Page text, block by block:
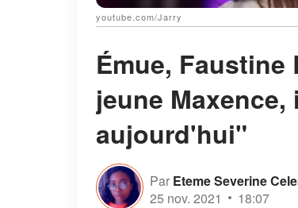
youtube.com/Jarry
Émue,
jeune
aujourd'hui"
Par Eteme Severine
25 nov. 2021
18:07